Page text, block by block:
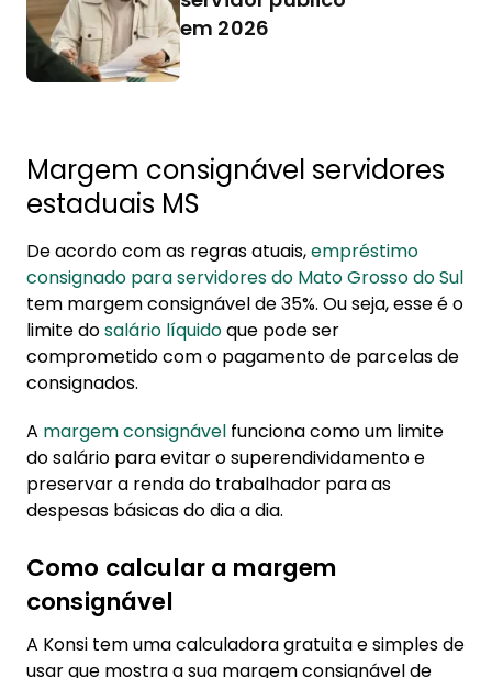
em 2026
Margem consignável servidores
estaduais MS
De acordo com as regras atuais,empréstimo
consignado para servidores do Mato Grosso do Sul
tem margem consignável de 35%. Ou seja, esse é o
limite dosalário líquidoque pode ser
comprometido com o pagamento de parcelas de
consignados.
A margem consignável funciona como um limite
do salário para evitar o superendividamento e
preservar a renda do trabalhador para as
despesas básicas do dia a dia.
Como calcular a margem
consignável
A Konsi tem uma calculadora gratuita e simples de
usar que mostra a sua margem consignável de